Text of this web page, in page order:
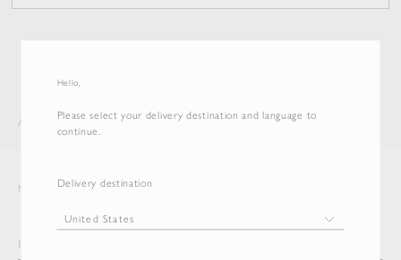
Hello,
Please select your delivery destination and language to
continue.
Delivery destination
AURALEE ITEM
Newsletter